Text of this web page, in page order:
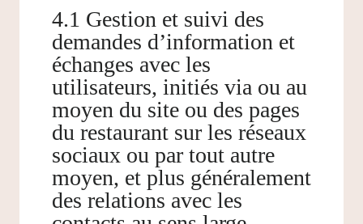
4.1 Gestion et suivi des
demandes d’information et
échanges avec les
utilisateurs, initiés via ou au
moyen du site ou des pages
du restaurant sur les réseaux
sociaux ou par tout autre
moyen, et plus généralement
des relations avec les